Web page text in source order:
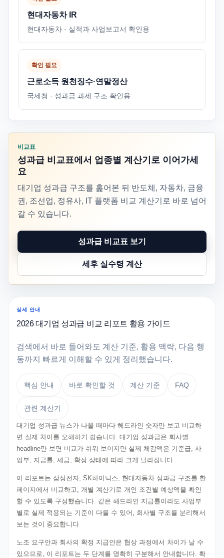
현대자동차 IR
현대자동차 · 실적과 사업보고서 확인용
확인 필요
근로소득 원천징수·연말정산
국세청 · 성과급 과세 구조 확인용
비교표
성과급 비교표에서 업종별 계산기로 이어가세
요
대기업 성과급 구조를 훑어본 뒤 반도체, 자동차, 금융
권, 조선업, 정유사, IT 플랫폼 비교 계산기로 바로 넘어
갈 수 있습니다.
성과급 비교표 보기
세후 실수령 계산
상세 안내
2026 대기업 성과급 비교 리포트 활용 가이드
검색에서 바로 들어와도 계산 기준, 활용 맥락, 다음 행
동까지 빠르게 이해할 수 있게 정리했습니다.
핵심 안내 바로 확인할 것 계산 기준 FAQ
관련 계산기
대기업 성과급 뉴스가 나올 때마다 헤드라인 숫자만 보고 비교하
면 실제 차이를 오해하기 쉽습니다. 대기업 성과급은 회사별
headline만 보면 비교가 쉬워 보이지만 실제 체감액은 기준급, 사
업부, 지급률, 세금, 확정 상태에 따라 크게 달라집니다.
이 리포트는 삼성전자, SK하이닉스, 현대자동차 성과급 구조를 한
페이지에서 비교하고, 개별 계산기로 개인 조건별 예상액을 확인
할 수 있도록 구성했습니다. 같은 헤드라인 지급률이라도 사업부
별로 실제 적용되는 기준이 다를 수 있어, 회사별 구조를 분리해서
보는 것이 중요합니다.
노조 요구안과 회사의 확정 지급안은 협상 과정에서 차이가 날 수
있으므로, 이 리포트는 두 단계를 명확히 구분해서 안내합니다. 확